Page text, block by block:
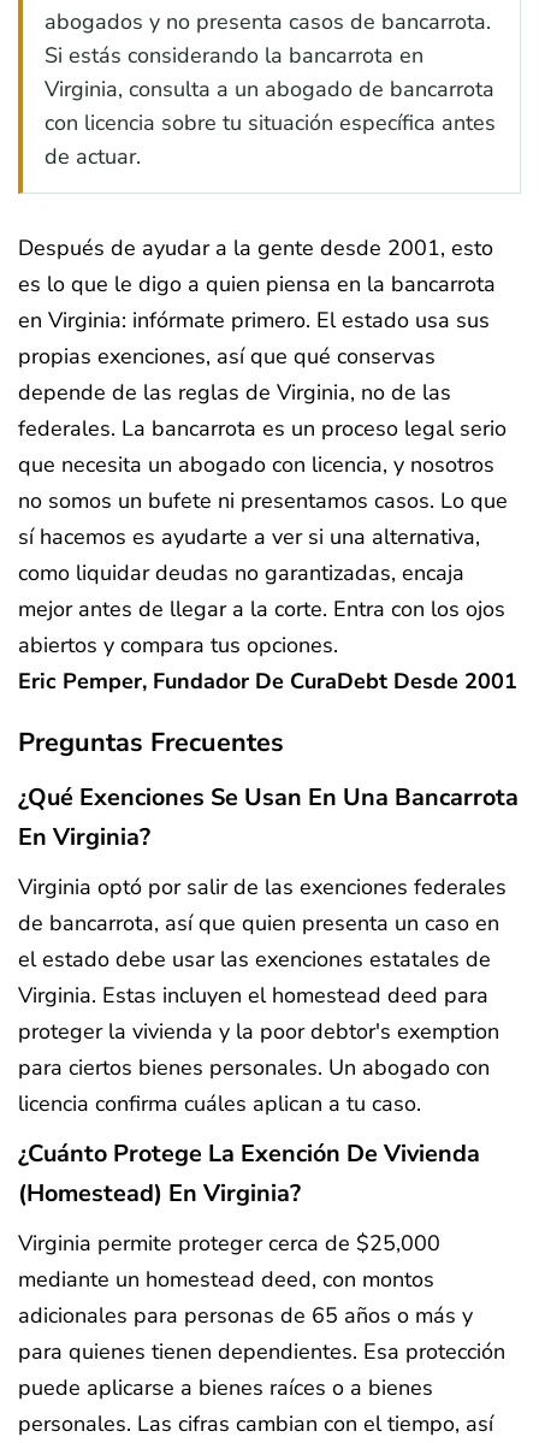
abogados y no presenta casos de bancarrota.
Si estás considerando la bancarrota en
Virginia, consulta a un abogado de bancarrota
con licencia sobre tu situación específica antes
de actuar.
Después de ayudar a la gente desde 2001, esto
es lo que le digo a quien piensa en la bancarrota
en Virginia: infórmate primero. El estado usa sus
propias exenciones, así que qué conservas
depende de las reglas de Virginia, no de las
federales. La bancarrota es un proceso legal serio
que necesita un abogado con licencia, y nosotros
no somos un bufete ni presentamos casos. Lo que
sí hacemos es ayudarte a ver si una alternativa,
como liquidar deudas no garantizadas, encaja
mejor antes de llegar a la corte. Entra con los ojos
abiertos y compara tus opciones.
Eric Pemper, Fundador De CuraDebt Desde 2001
Preguntas Frecuentes
¿Qué Exenciones Se Usan En Una Bancarrota
En Virginia?
Virginia optó por salir de las exenciones federales
de bancarrota, así que quien presenta un caso en
el estado debe usar las exenciones estatales de
Virginia. Estas incluyen el homestead deed para
proteger la vivienda y la poor debtor's exemption
para ciertos bienes personales. Un abogado con
licencia confirma cuáles aplican a tu caso.
¿Cuánto Protege La Exención De Vivienda
(homestead) En Virginia?
Virginia permite proteger cerca de $25,000
mediante un homestead deed, con montos
adicionales para personas de 65 años o más y
para quienes tienen dependientes. Esa protección
puede aplicarse a bienes raíces o a bienes
personales. Las cifras cambian con el tiempo, así